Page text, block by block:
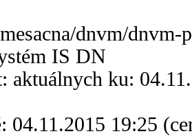
dnvm/dnvm-
IS DN
aktuálnych ku:
04.11.2015 19:25